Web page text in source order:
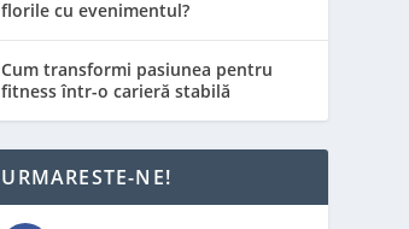
florile cu evenimentul?
Cum transformi pasiunea pentru
fitness într-o carieră stabilă
URMARESTE-NE!